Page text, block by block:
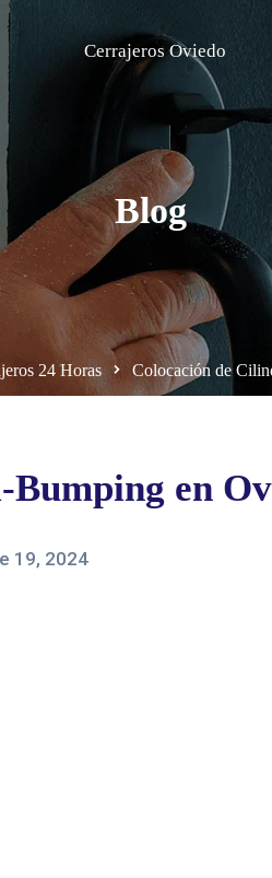
Cerrajeros Oviedo
Blog
24 Horas Colocación de
en
19, 2024